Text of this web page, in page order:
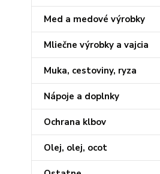
Med a medové výrobky
Mliečne výrobky a vajcia
Muka, cestoviny, ryza
Nápoje a doplnky
Ochrana klbov
Olej, olej, ocot